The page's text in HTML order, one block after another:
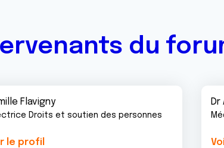
du
Flavigny
Droits et soutien des personnes
le profil
Dr